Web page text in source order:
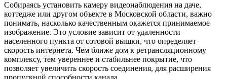
Собираясь установить камеру видеонаблюдения на даче,
коттедже или другом объекте в Московской области, важно
понимать, насколько качественным окажется принимаемое
изображение. Это условие зависит от удаленности
населенного пункта от сотовой вышки, что определяет
скорость интернета. Чем ближе дом к ретрансляционному
комплексу, тем увереннее и стабильнее покрытие, что
позволяет увеличить скорость соединения, для расширения
пропускной способности канала.